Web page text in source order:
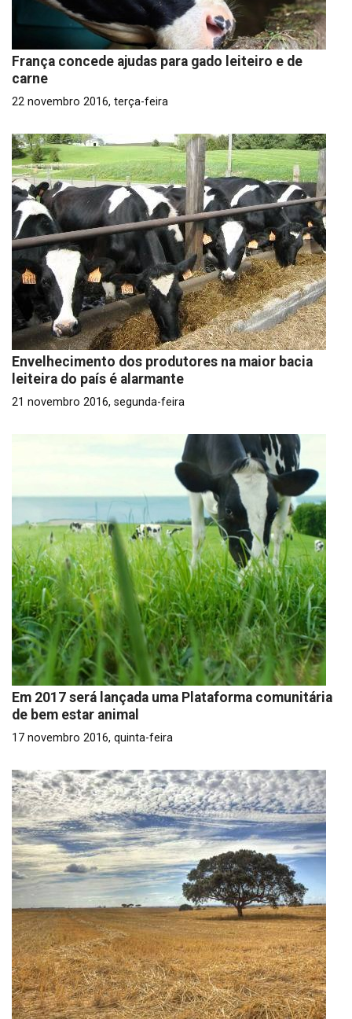
França concede ajudas para gado leiteiro e de
carne
22 novembro 2016, terça-feira
Envelhecimento dos produtores na maior bacia
leiteira do país é alarmante
21 novembro 2016, segunda-feira
Em 2017 será lançada uma Plataforma comunitária
de bem estar animal
17 novembro 2016, quinta-feira